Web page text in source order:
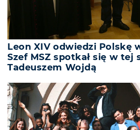
Leon XIV odwiedzi Polskę
Szef MSZ spotkał się w tej
Tadeuszem Wojdą